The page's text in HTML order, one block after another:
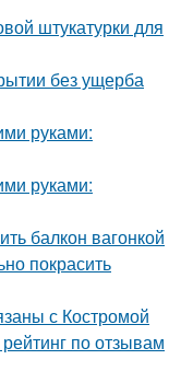
штукатурки для
без ущерба
руками:
руками:
балкон вагонкой
покрасить
с Костромой
по отзывам